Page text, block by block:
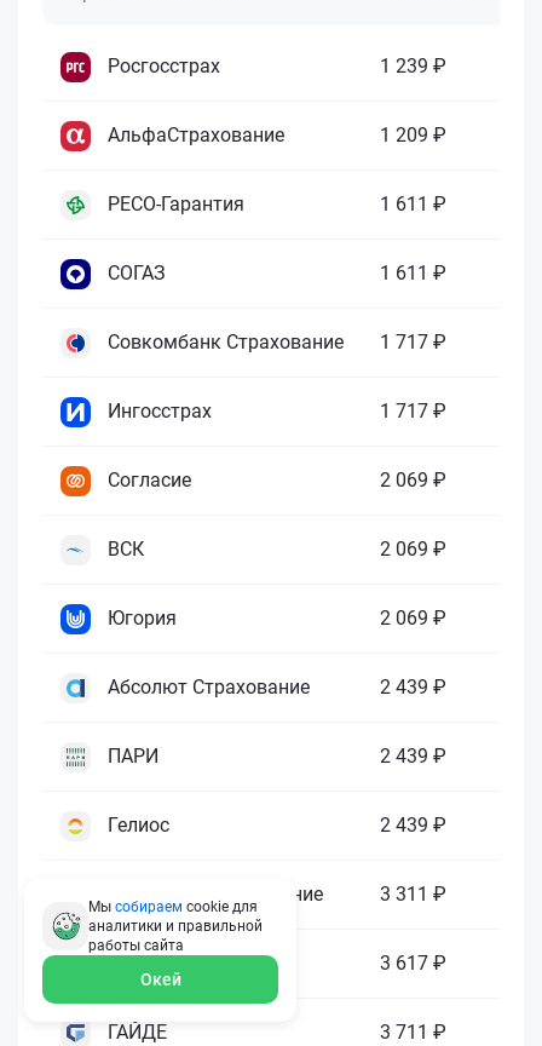
Росгосстрах 1 239 ₽
АльфаСтрахование 1 209 ₽
РЕСО-Гарантия 1 611 ₽
СОГАЗ 1 611 ₽
Совкомбанк Страхование 1 717 ₽
Ингосстрах 1 717 ₽
Согласие 2 069 ₽
ВСК 2 069 ₽
Югория 2 069 ₽
Абсолют Страхование 2 439 ₽
ПАРИ 2 439 ₽
Гелиос 2 439 ₽
Ренессанс Страхование 3 311 ₽
Зетта Страхование 3 617 ₽
ГАЙДЕ 3 711 ₽
Мы собираем cookie для
аналитики и правильной
работы сайта
Окей